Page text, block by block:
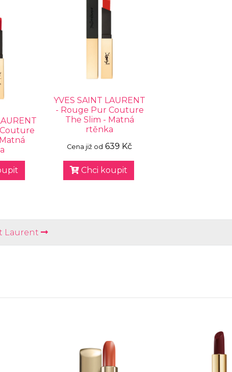
YVES SAINT LAURENT
- Rouge Pur Couture
The Slim - Matná
rtěnka
Cena již od 639 Kč
Chci koupit
Laurent